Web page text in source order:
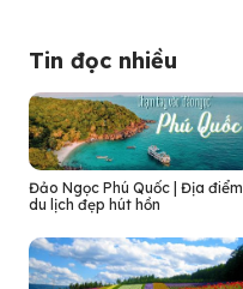
Tin đọc nhiều
Đảo Ngọc Phú Quốc | Địa điểm
du lịch đẹp hút hồn